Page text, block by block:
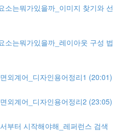
소는뭐가있을까_이미지 찾기와 선
소는뭐가있을까_레이아웃 구성 법
외계어_디자인용어정리1 (20:01)
외계어_디자인용어정리2 (23:05)
부터 시작해야해_레퍼런스 검색